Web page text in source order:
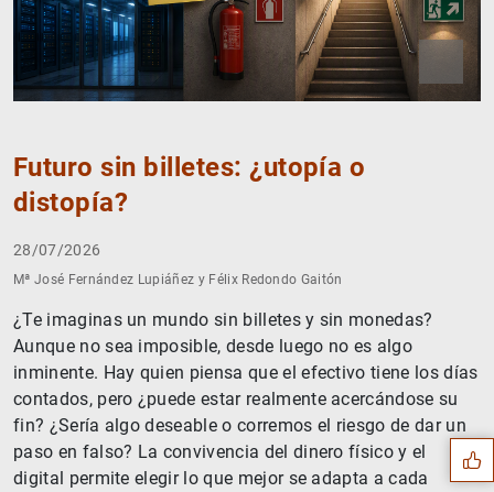
Futuro sin billetes: ¿utopía o
distopía?
28/07/2026
Mª José Fernández Lupiáñez y Félix Redondo Gaitón
¿Te imaginas un mundo sin billetes y sin monedas?
Aunque no sea imposible, desde luego no es algo
inminente. Hay quien piensa que el efectivo tiene los días
contados, pero ¿puede estar realmente acercándose su
fin? ¿Sería algo deseable o corremos el riesgo de dar un
paso en falso? La convivencia del dinero físico y el
digital permite elegir lo que mejor se adapta a cada
Sugerencias